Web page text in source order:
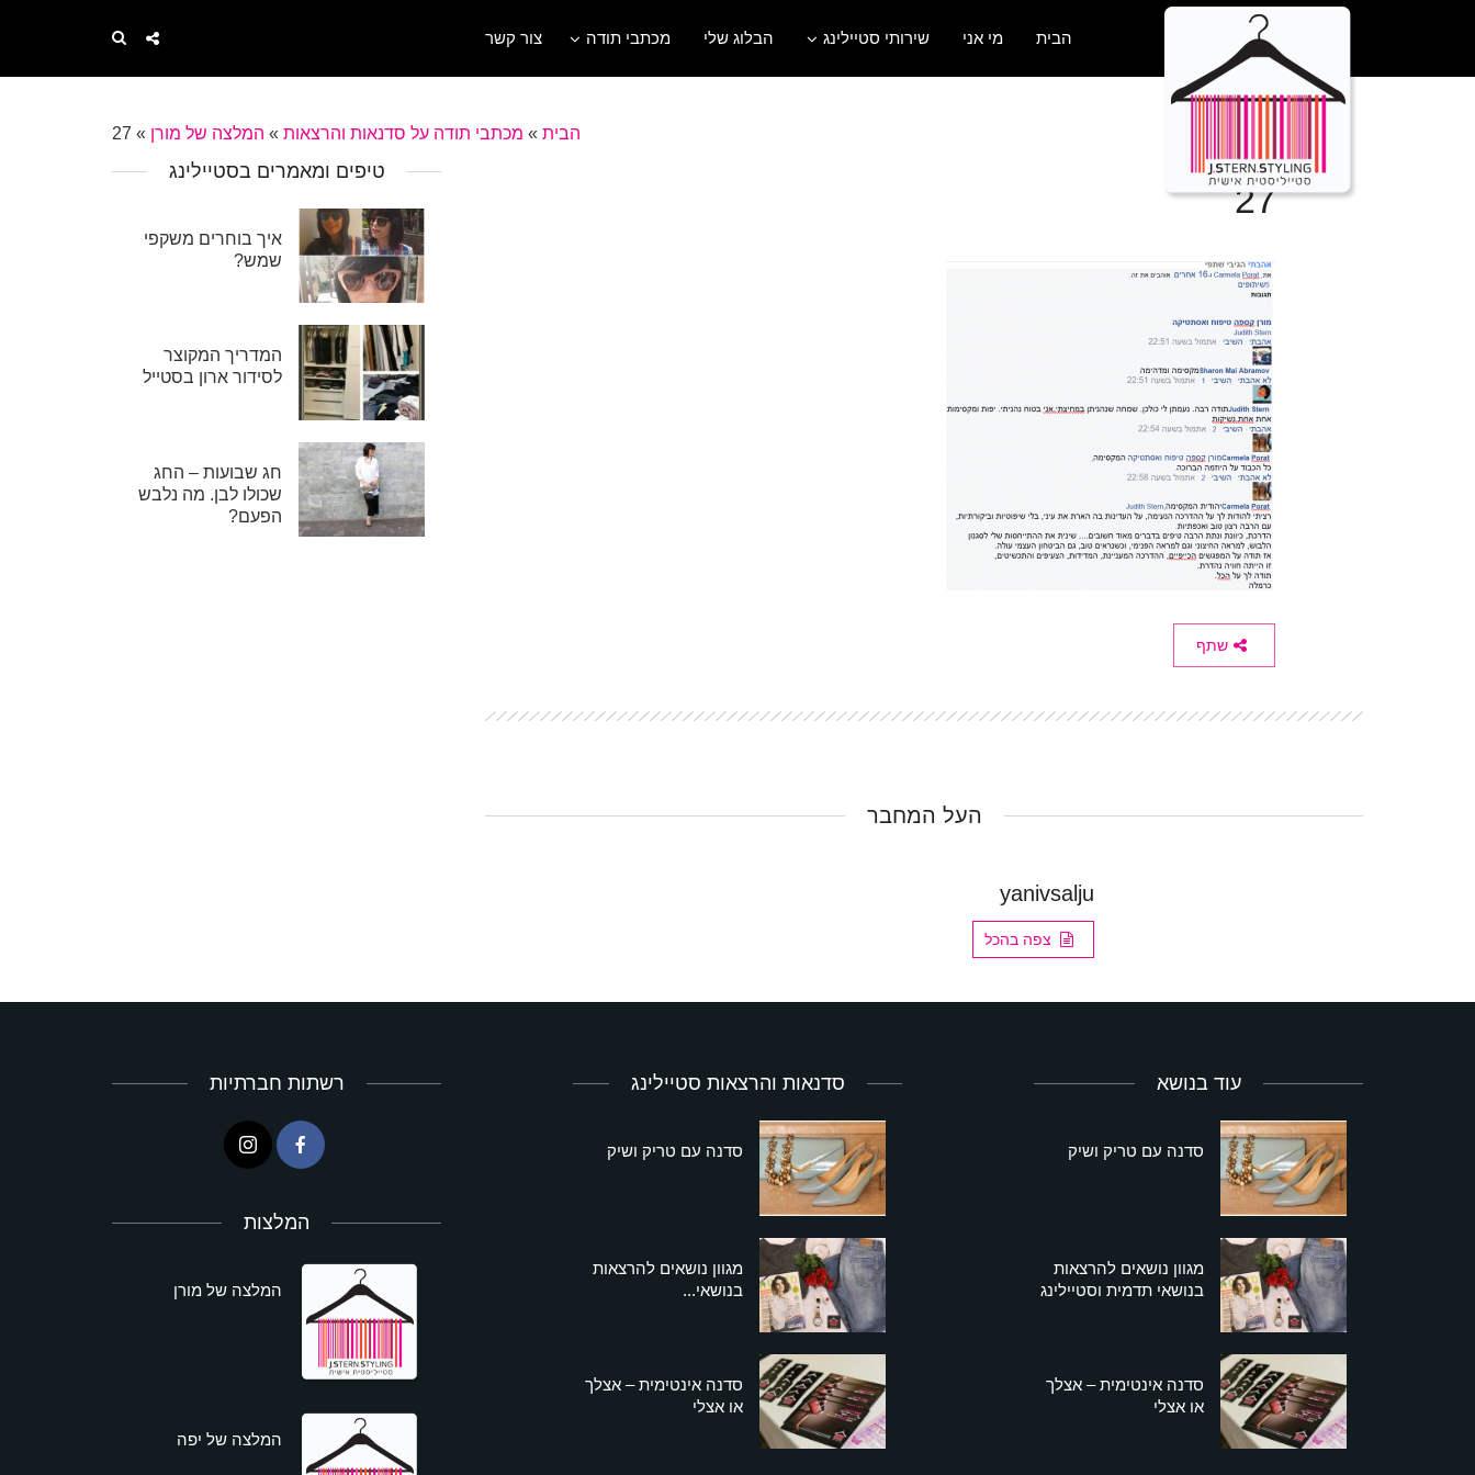
הבית מי אני שירותי סטיילינג הבלוג שלי מכתבי תודה צור קשר
הבית » מכתבי תודה על סדנאות והרצאות » המלצה של מורן »
27
טיפים ומאמרים בסטיילינג
איך בוחרים משקפי
שמש?
המדריך המקוצר
לסידור ארון בסטייל
חג שבועות – החג
שכולו לבן. מה נלבש
הפעם?
27
שתף
העל המחבר
yanivsalju
צפה בהכל
עוד בנושא
סדנה עם טריק ושיק
מגוון נושאים להרצאות
בנושאי תדמית וסטיילינג
סדנה אינטימית – אצלך
או אצלי
סדנאות והרצאות סטיילינג
סדנה עם טריק ושיק
מגוון נושאים להרצאות
בנושאי...
סדנה אינטימית – אצלך
או אצלי
רשתות חברתיות
המלצות
המלצה של מורן
המלצה של יפה